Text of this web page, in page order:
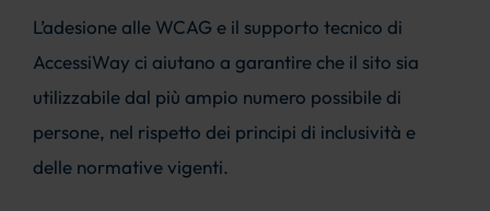
L’adesione alle WCAG e il supporto tecnico di
AccessiWay ci aiutano a garantire che il sito sia
utilizzabile dal più ampio numero possibile di
persone, nel rispetto dei principi di inclusività e
delle normative vigenti.